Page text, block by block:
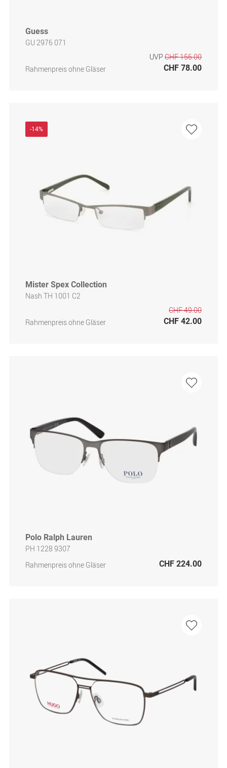
Guess
GU 2976 071
Rahmenpreis ohne Gläser
UVP CHF 156.00
CHF 78.00
-14%
Mister Spex Collection
Nash TH 1001 C2
Rahmenpreis ohne Gläser
CHF 49.00
CHF 42.00
Polo Ralph Lauren
PH 1228 9307
Rahmenpreis ohne Gläser
CHF 224.00